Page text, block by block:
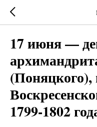
17 июня —
(Поняцкого),
1799-1802